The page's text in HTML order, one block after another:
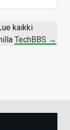
kaikki
TechBBS →